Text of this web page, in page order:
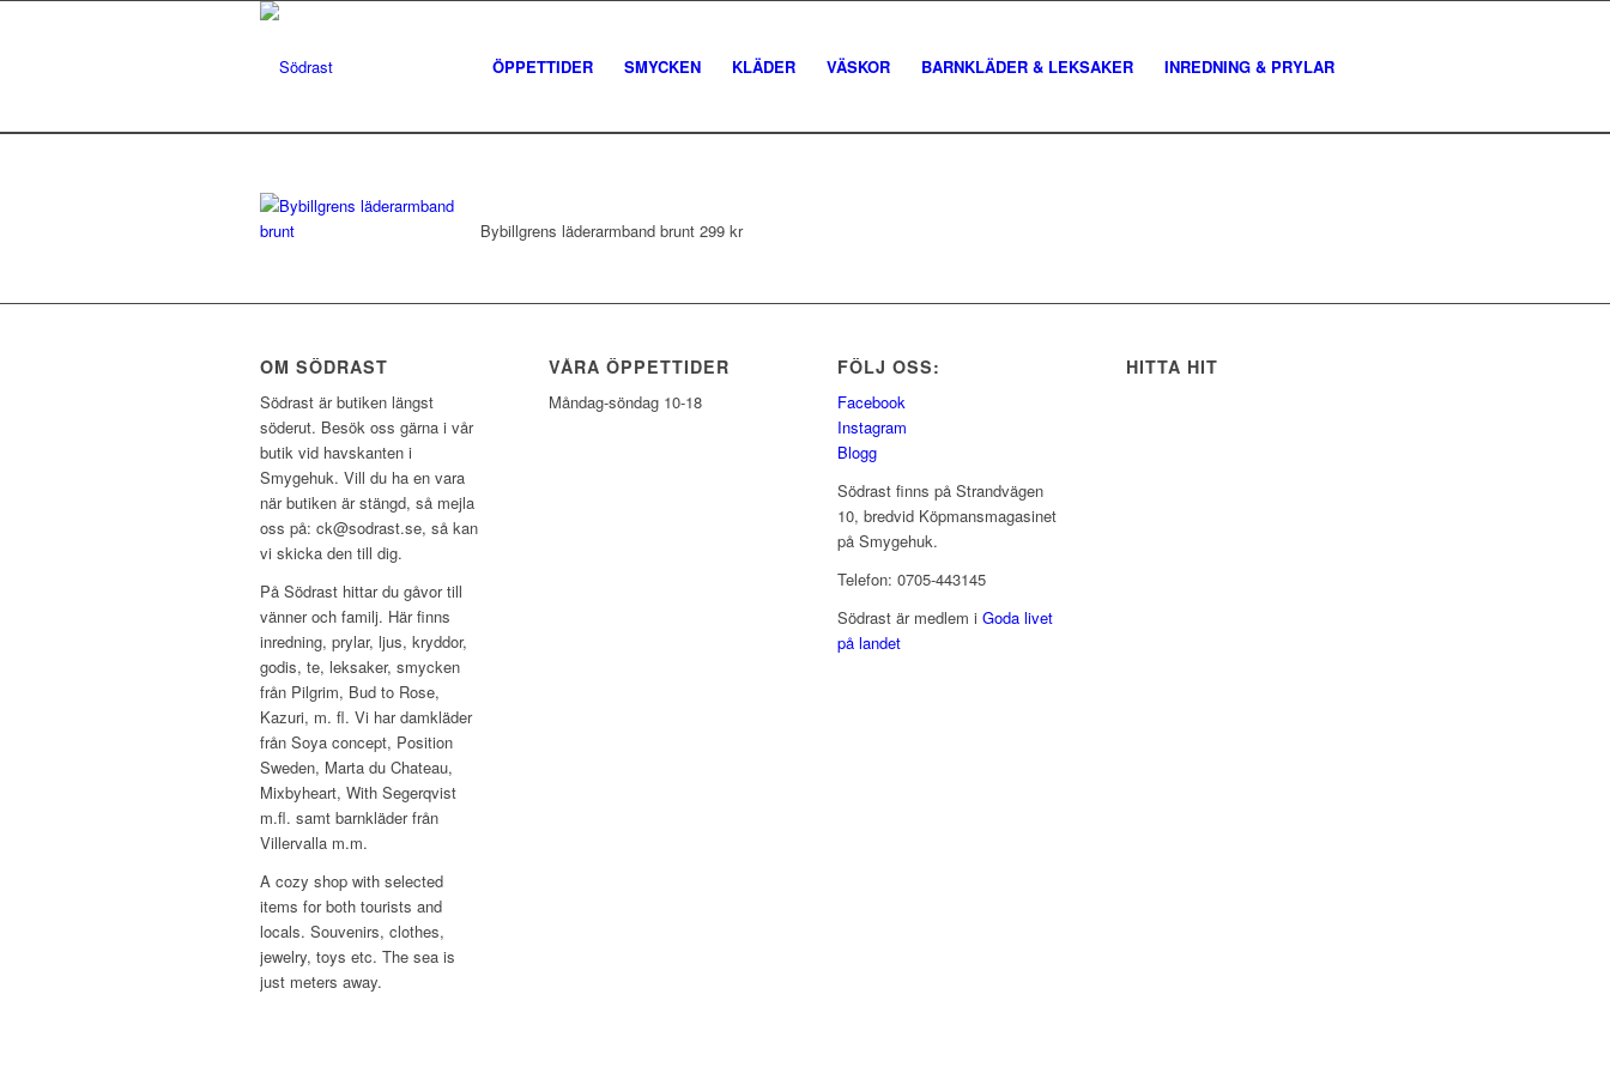
ÖPPETTIDER SMYCKEN KLÄDER VÄSKOR BARNKLÄDER & LEKSAKER INREDNING & PRYLAR
Bybillgrens läderarmband brunt 299 kr
OM SÖDRAST
Södrast är butiken längst
söderut. Besök oss gärna i vår
butik vid havskanten i
Smygehuk. Vill du ha en vara
när butiken är stängd, så mejla
oss på: ck@sodrast.se, så kan
vi skicka den till dig.
På Södrast hittar du gåvor till
vänner och familj. Här finns
inredning, prylar, ljus, kryddor,
godis, te, leksaker, smycken
från Pilgrim, Bud to Rose,
Kazuri, m. fl. Vi har damkläder
från Soya concept, Position
Sweden, Marta du Chateau,
Mixbyheart, With Segerqvist
m.fl. samt barnkläder från
Villervalla m.m.
A cozy shop with selected
items for both tourists and
locals. Souvenirs, clothes,
jewelry, toys etc. The sea is
just meters away.
VÅRA ÖPPETTIDER
Måndag-söndag 10-18
FÖLJ OSS:
Facebook
Instagram
Blogg
Södrast finns på Strandvägen
10, bredvid Köpmansmagasinet
på Smygehuk.
Telefon: 0705-443145
Södrast är medlem iGoda livet
på landet
HITTA HIT